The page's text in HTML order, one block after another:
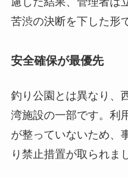
苦渋の決断を下した形
安全確保が最優先
釣り公園とは異なり、
湾施設の一部です。利
が整っていないため、
り禁止措置が取られま